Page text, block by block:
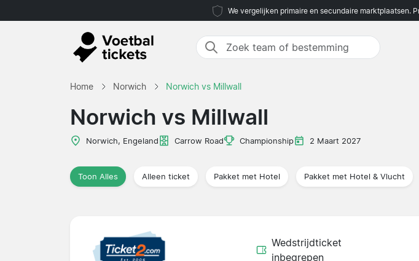
We vergelijken primaire en secundaire marktplaatsen.
Home Norwich Norwich vs Millwall
Norwich vs Millwall
Norwich, Engeland Carrow Road Championship 2 Maart 2027
Toon Alles Alleen ticket Pakket met Hotel Pakket met Hotel & Vlucht
Wedstrijdticket
inbegrepen